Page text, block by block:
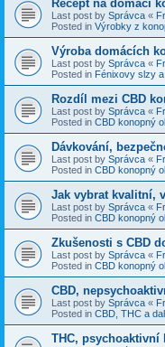
Recept na domácí
Last post by Správca «
Posted in Výrobky z
Výroba domácích
Last post by Správca «
Posted in Fénixovy slzy
Rozdíl mezi CBD
Last post by Správca «
Posted in CBD konopný
Dávkování,
Last post by Správca «
Posted in CBD konopný
Jak vybrat kvalitní,
Last post by Správca «
Posted in CBD konopný
Zkušenosti s CBD
Last post by Správca «
Posted in CBD konopný
CBD,
Last post by Správca «
Posted in CBD, THC a
THC, psychoaktivní